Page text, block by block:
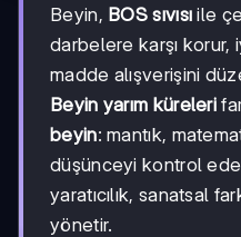
Beyin, BOS sıvısı ile
darbelere karşı
madde alışverişini
Beyin yarım küreleri
beyin: mantık,
düşünceyi kontrol
yaratıcılık, sanatsal
yönetir.